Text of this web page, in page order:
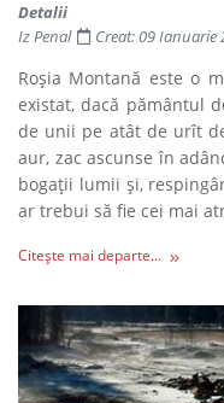
Detalii
Iz Penal
Creat: 09 Ianuarie
Roşia Montană este o
existat, dacă pământul
de unii pe atât de urît
aur, zac ascunse în
bogaţii lumii şi,
ar trebui să fie cei mai
Citește mai departe...